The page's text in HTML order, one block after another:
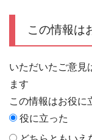
この情報は
いただいたご意見
ます
この情報はお役に
役に立った